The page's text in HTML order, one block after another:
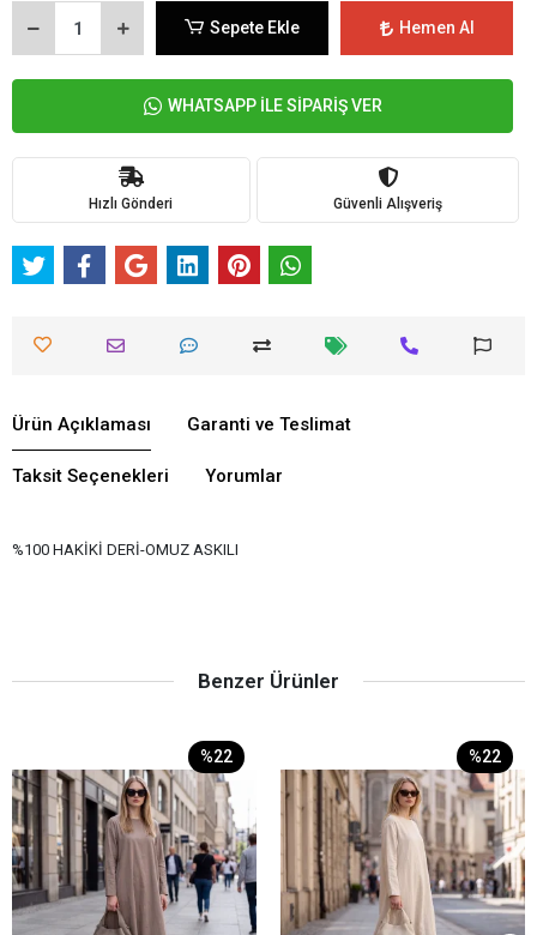
Sepete Ekle Hemen Al
WHATSAPP İLE SİPARİŞ VER
Hızlı Gönderi Güvenli Alışveriş
Ürün Açıklaması Garanti ve Teslimat
Taksit Seçenekleri Yorumlar
%100 HAKİKİ DERİ-OMUZ ASKILI
Benzer Ürünler
%22 %22